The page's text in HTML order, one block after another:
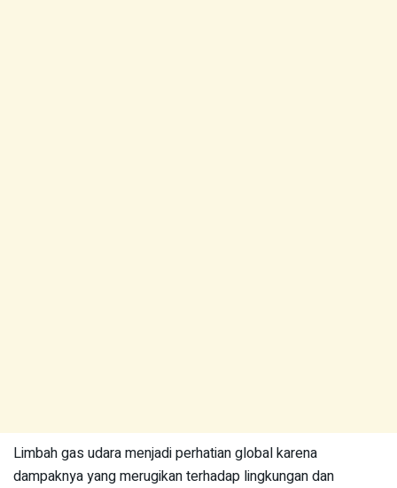
Limbah gas udara menjadi perhatian global karena
dampaknya yang merugikan terhadap lingkungan dan